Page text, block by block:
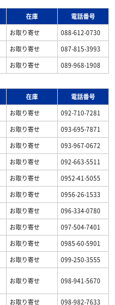
在庫
電話番号
お取り寄せ
088-612-0730
お取り寄せ
087-815-3993
お取り寄せ 089-968-1908
在庫
電話番号
お取り寄せ
092-710-7281
お取り寄せ
093-695-7871
お取り寄せ
093-967-0672
お取り寄せ
092-663-5511
お取り寄せ
0952-41-5055
お取り寄せ
0956-26-1533
お取り寄せ
096-334-0780
お取り寄せ
097-504-7401
お取り寄せ
0985-60-5901
お取り寄せ 099-250-3555
お取り寄せ 098-941-5670
お取り寄せ 098-982-7633